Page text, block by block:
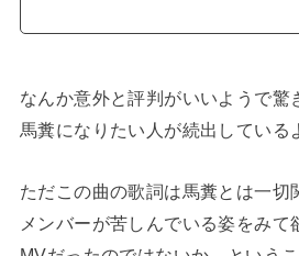
なんか意外と評判がいいようで驚
馬糞になりたい人が続出している
ただこの曲の歌詞は馬糞とは一切
メンバーが苦しんでいる姿をみて